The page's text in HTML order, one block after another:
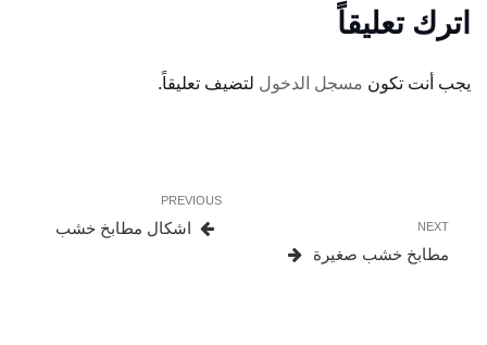
اترك تعليقاً
يجب أنت تكون مسجل الدخول لتضيف تعليقاً.
المقالات
Previous
Post
PREVIOUS
اشكال مطابخ خشب
Next
Post
NEXT
مطابخ خشب صغيرة